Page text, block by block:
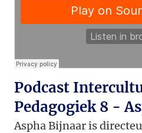
Podcast
Pedagogiek 8 -
Aspha Bijnaar is